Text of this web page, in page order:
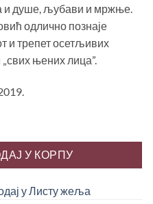
и душе, љубави и мржње.
одлично познаје
и трепет осетљивих
њених лица”.
У КОРПУ
у Листу жеља